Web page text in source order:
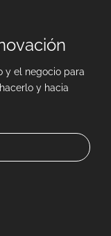
y el negocio para
y hacia